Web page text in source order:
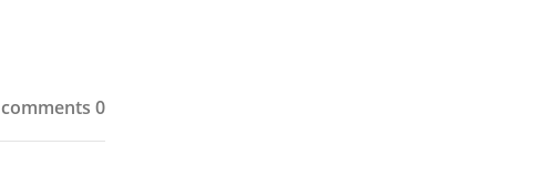
comments 0